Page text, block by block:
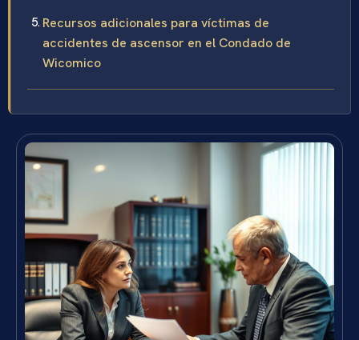
Recursos adicionales para víctimas de
accidentes de ascensor en el Condado de
Wicomico